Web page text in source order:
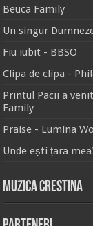
Beuca Family
Un singur
Fiu iubit - BBSO
Clipa de clipa -
Printul Pacii a
Family
Praise - Lumina
Unde ești țara
Muzica Crestina